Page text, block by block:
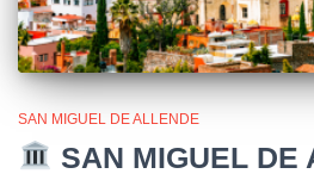
SAN MIGUEL DE ALLENDE
SAN MIGUEL DE